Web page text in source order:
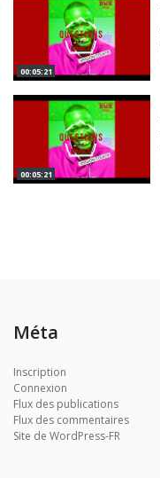
00:05:21
00:05:21
Méta
Inscription
Connexion
Flux des publications
Flux des commentaires
Site de WordPress-FR